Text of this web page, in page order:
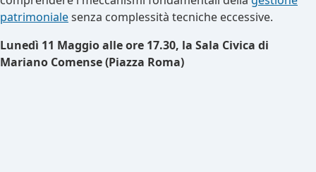
patrimonialesenza complessità tecniche eccessive.
Lunedì 11 Maggio alle ore 17.30, la Sala Civica di
Mariano Comense (Piazza Roma)